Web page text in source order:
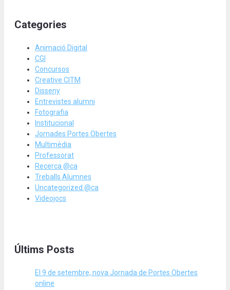
Categories
Animació Digital
CGI
Concursos
Creative CITM
Disseny
Entrevistes alumni
Fotografia
Institucional
Jornades Portes Obertes
Multimèdia
Professorat
Recerca @ca
Treballs Alumnes
Uncategorized @ca
Videojocs
Últims Posts
El 9 de setembre, nova Jornada de Portes Obertes
online